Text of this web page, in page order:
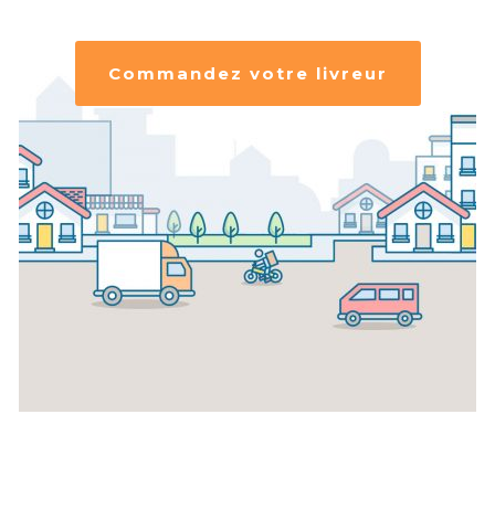
Commandez votre livreur